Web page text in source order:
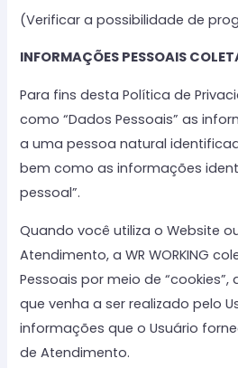
(Verificar a possibilidade de
INFORMAÇÕES PESSOAIS
Para fins desta Política de
como “Dados Pessoais” as
a uma pessoa natural
bem como as informações
pessoal”.
Quando você utiliza o Website
Atendimento, a WR WORKING
Pessoais por meio de
que venha a ser realizado pelo
informações que o Usuário
de Atendimento.